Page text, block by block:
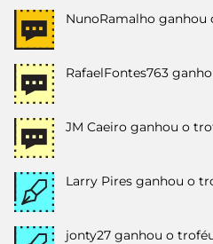
NunoRamalho ganhou
RafaelFontes763
JM Caeiro ganhou o
Larry Pires ganhou o
jonty27 ganhou o